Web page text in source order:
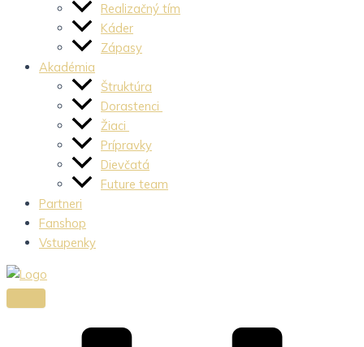
Realizačný tím
Káder
Zápasy
Akadémia
Štruktúra
Dorastenci
Žiaci
Prípravky
Dievčatá
Future team
Partneri
Fanshop
Vstupenky